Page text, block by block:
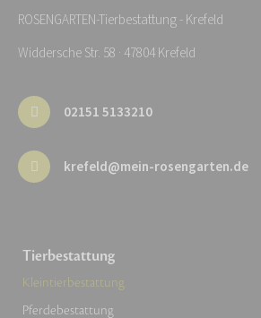
ROSENGARTEN-Tierbestattung - Krefeld
Widdersche Str. 58 · 47804 Krefeld
02151 5133210
krefeld@mein-rosengarten.de
Tierbestattung
Kleintierbestattung
Pferdebestattung